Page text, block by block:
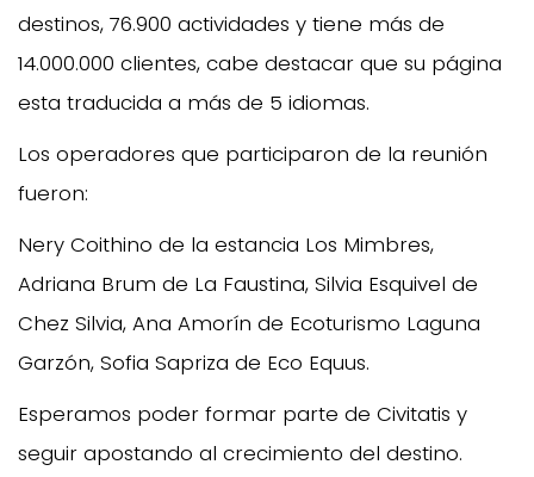
destinos, 76.900 actividades y tiene más de
14.000.000 clientes, cabe destacar que su página
esta traducida a más de 5 idiomas.
Los operadores que participaron de la reunión
fueron:
Nery Coithino de la estancia Los Mimbres,
Adriana Brum de La Faustina, Silvia Esquivel de
Chez Silvia, Ana Amorín de Ecoturismo Laguna
Garzón, Sofia Sapriza de Eco Equus.
Esperamos poder formar parte de Civitatis y
seguir apostando al crecimiento del destino.